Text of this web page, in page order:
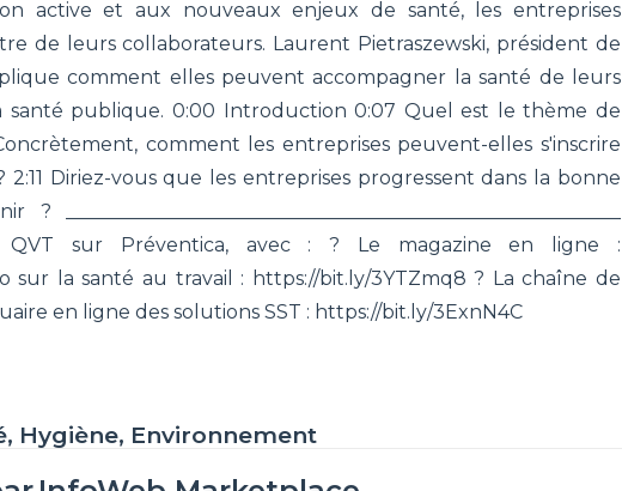
active et aux nouveaux enjeux de santé, les entreprises
de leurs collaborateurs. Laurent Pietraszewski, président de
comment elles peuvent accompagner la santé de leurs
publique. 0:00 Introduction 0:07 Quel est le thème de
comment les entreprises peuvent-elles s'inscrire
Diriez-vous que les entreprises progressent dans la bonne
sur Préventica, avec : ? Le magazine en ligne :
sur la santé au travail : https://bit.ly/3YTZmq8 ? La chaîne de
en ligne des solutions SST : https://bit.ly/3ExnN4C
Hygiène, Environnement